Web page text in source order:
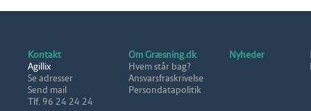
Kontakt
Agillix
Se adresser
Send mail
Tlf. 96 24 24 24
Om Græsning.dk
Hvem står bag?
Ansvarsfraskrivelse
Persondatapolitik
Nyheder